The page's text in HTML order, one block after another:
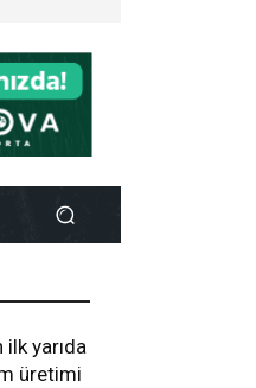
ilk yarıda
üretimi